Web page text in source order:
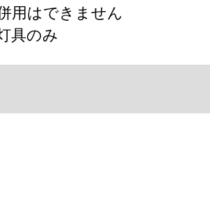
用はできません
具のみ